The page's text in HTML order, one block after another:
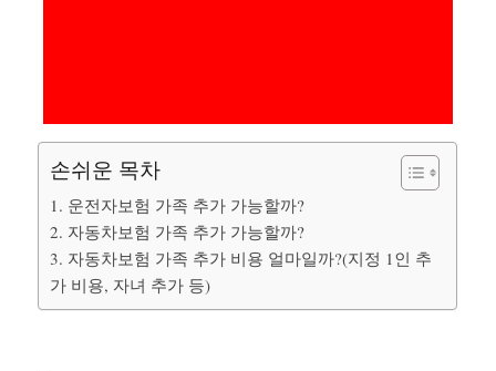
손쉬운 목차
1. 운전자보험 가족 추가 가능할까?
2. 자동차보험 가족 추가 가능할까?
3. 자동차보험 가족 추가 비용 얼마일까?(지정 1인 추
가 비용, 자녀 추가 등)